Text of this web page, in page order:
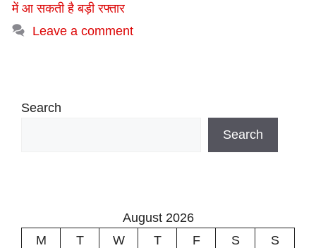
में आ सकती है बड़ी रफ्तार
Leave a comment
Search
Search
August 2026
M
T W T F S
S